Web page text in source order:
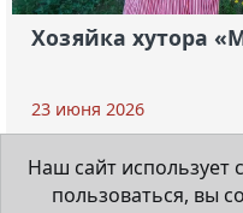
Хозяйка хутора
23 июня 2026
Наш сайт
пользоваться, вы
© 1931-2026